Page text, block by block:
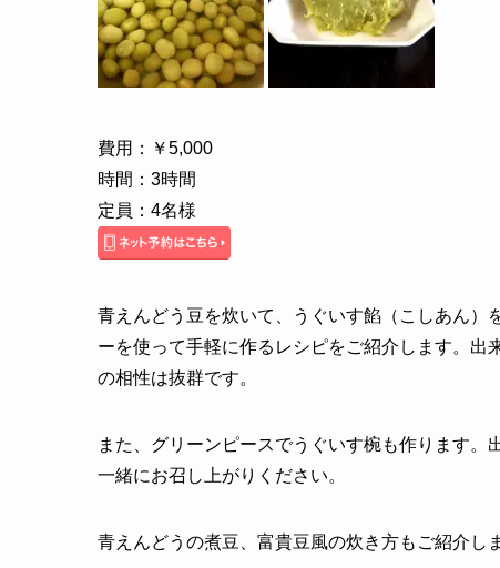
費用：￥5,000
時間：3時間
定員：4名様
青えんどう豆を炊いて、うぐいす餡（こしあん）
ーを使って手軽に作るレシピをご紹介します。出
の相性は抜群です。
また、グリーンピースでうぐいす椀も作ります
一緒にお召し上がりください。
青えんどうの煮豆、富貴豆風の炊き方もご紹介し